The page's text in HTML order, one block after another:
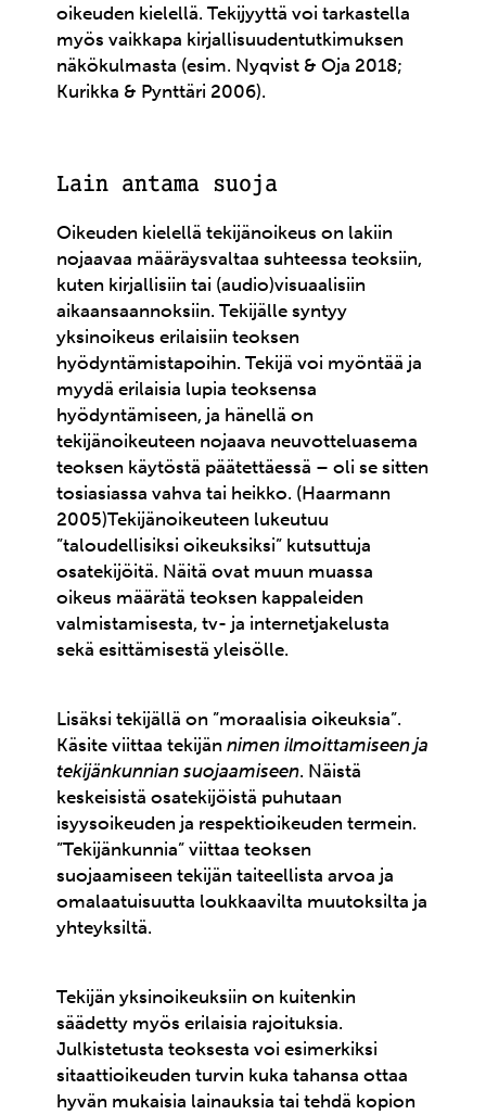
oikeuden kielellä. Tekijyyttä voi tarkastella
myös vaikkapa kirjallisuudentutkimuksen
näkökulmasta (esim. Nyqvist & Oja 2018;
Kurikka & Pynttäri 2006).
Lain antama suoja
Oikeuden kielellä tekijänoikeus on lakiin
nojaavaa määräysvaltaa suhteessa teoksiin,
kuten kirjallisiin tai (audio)visuaalisiin
aikaansaannoksiin. Tekijälle syntyy
yksinoikeus erilaisiin teoksen
hyödyntämistapoihin. Tekijä voi myöntää ja
myydä erilaisia lupia teoksensa
hyödyntämiseen, ja hänellä on
tekijänoikeuteen nojaava neuvotteluasema
teoksen käytöstä päätettäessä – oli se sitten
tosiasiassa vahva tai heikko. (Haarmann
2005)Tekijänoikeuteen lukeutuu
”taloudellisiksi oikeuksiksi” kutsuttuja
osatekijöitä. Näitä ovat muun muassa
oikeus määrätä teoksen kappaleiden
valmistamisesta, tv- ja internetjakelusta
sekä esittämisestä yleisölle.
Lisäksi tekijällä on ”moraalisia oikeuksia”.
Käsite viittaa tekijännimen ilmoittamiseen ja
tekijänkunnian suojaamiseen. Näistä
keskeisistä osatekijöistä puhutaan
isyysoikeuden ja respektioikeuden termein.
”Tekijänkunnia” viittaa teoksen
suojaamiseen tekijän taiteellista arvoa ja
omalaatuisuutta loukkaavilta muutoksilta ja
yhteyksiltä.
Tekijän yksinoikeuksiin on kuitenkin
säädetty myös erilaisia rajoituksia.
Julkistetusta teoksesta voi esimerkiksi
sitaattioikeuden turvin kuka tahansa ottaa
hyvän mukaisia lainauksia tai tehdä kopion